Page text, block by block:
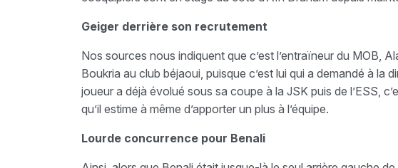
Geiger derrière son recrutement
Nos sources nous indiquent que c’est l’entraïneur du MOB,
Boukria au club béjaoui, puisque c’est lui qui a demandé à la
joueur a déjà évolué sous sa coupe à la JSK puis de l’ESS,
qu’il estime à même d’apporter un plus à l’équipe.
Lourde concurrence pour Benali